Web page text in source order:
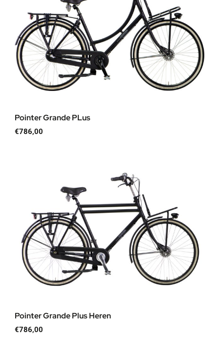
Pointer Grande PLus
€786,00
Pointer Grande Plus Heren
€786,00